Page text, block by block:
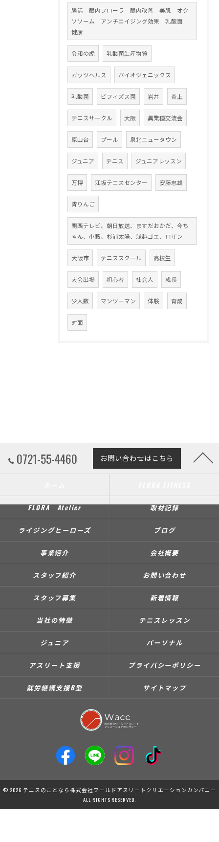
腸活 腸内フローラ 腸内改善 美肌 オク
ソソーム アンチエイジング効果 乳酸菌
健康
令和の虎 乳酸菌生産物質
ガッツヘルス バイオジェニックス
乳酸菌 ビフィズス菌 岩井 炎上
テニスサークル 大阪 異業種交流会
原山台 プール 泉北ニュータウン
ジュニア テニス ジュニアレッスン
万博 江坂テニスセンター 安藤忠雄
青りんご
関西テレビ、朝日放送、ますだおかだ、今ち
ゃん、小藪、杉浦太陽、浅越ゴエ、ロザン
大阪市 テニススクール 高校生
大会出場 初心者 社会人 成長
少人数 マンツーマン 体験 育成
対面
0721-55-4460 お問い合わせはこちら
FLORA Atelier 取材記録
ライジングヒーローズ ブログ
事業紹介 会社概要
スタッフ紹介 お問い合わせ
スタッフ募集 新着情報
当社の特徴 テニスレッスン
ジュニア パーソナル
アスリート支援 プライバシーポリシー
就労継続支援B型 サイトマップ
© 2026 テニスのことなら株式会社ワールドアスリートクリエーションカンパニー
ALL RIGHTS RESERVED.